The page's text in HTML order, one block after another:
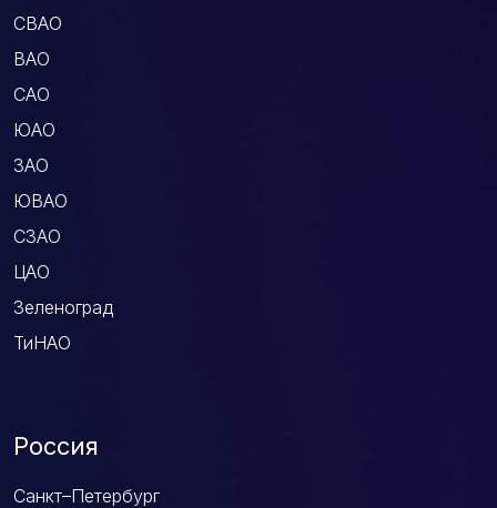
СВАО
ВАО
САО
ЮАО
ЗАО
ЮВАО
СЗАО
ЦАО
Зеленоград
ТиНАО
Россия
Санкт–Петербург